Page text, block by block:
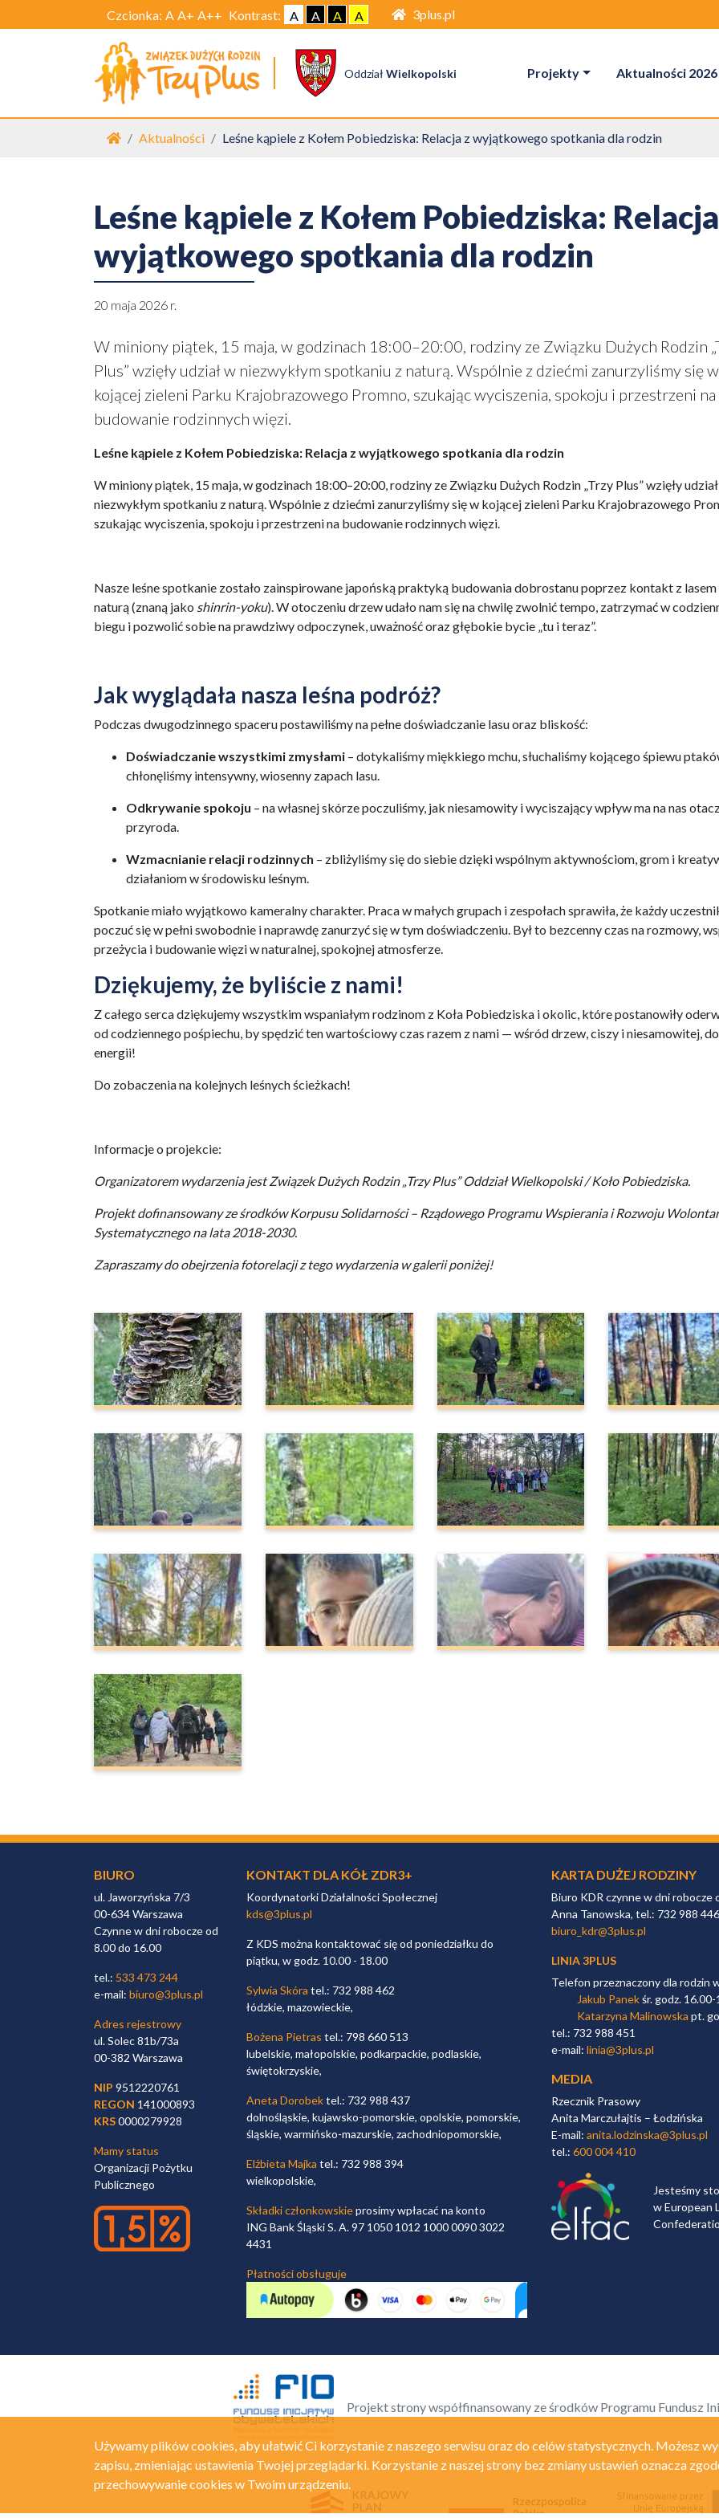
Czcionka: A A+ A++ Kontrast: A A A A 3plus.pl
OddziałWielkopolski Projekty Aktualności 2026
Strona główna
Aktualności Leśne kąpiele z Kołem Pobiedziska: Relacja z wyjątkowego spotkania dla rodzin
Leśne kąpiele z Kołem Pobiedziska:
wyjątkowego spotkania dla rodzin
20 maja 2026 r.
W miniony piątek, 15 maja, w godzinach 18:00–20:00, rodziny ze Związku Dużych Rodzin
Plus” wzięły udział w niezwykłym spotkaniu z naturą. Wspólnie z dziećmi zanurzyliśmy się w
kojącej zieleni Parku Krajobrazowego Promno, szukając wyciszenia, spokoju i przestrzeni na
budowanie rodzinnych więzi.
Leśne kąpiele z Kołem Pobiedziska: Relacja z wyjątkowego spotkania dla rodzin
W miniony piątek, 15 maja, w godzinach 18:00–20:00, rodziny ze Związku Dużych Rodzin „Trzy Plus” wzięły
niezwykłym spotkaniu z naturą. Wspólnie z dziećmi zanurzyliśmy się w kojącej zieleni Parku Krajobrazowego
szukając wyciszenia, spokoju i przestrzeni na budowanie rodzinnych więzi.
Nasze leśne spotkanie zostało zainspirowane japońską praktyką budowania dobrostanu poprzez kontakt z lasem
naturą (znaną jako shinrin-yoku). W otoczeniu drzew udało nam się na chwilę zwolnić tempo, zatrzymać w
biegu i pozwolić sobie na prawdziwy odpoczynek, uważność oraz głębokie bycie „tu i teraz”.
Jak wyglądała nasza leśna podróż?
Podczas dwugodzinnego spaceru postawiliśmy na pełne doświadczanie lasu oraz bliskość:
Doświadczanie wszystkimi zmysłami – dotykaliśmy miękkiego mchu, słuchaliśmy kojącego śpiewu
chłonęliśmy intensywny, wiosenny zapach lasu.
Odkrywanie spokoju – na własnej skórze poczuliśmy, jak niesamowity i wyciszający wpływ ma na nas
przyroda.
Wzmacnianie relacji rodzinnych – zbliżyliśmy się do siebie dzięki wspólnym aktywnościom, grom i
działaniom w środowisku leśnym.
Spotkanie miało wyjątkowo kameralny charakter. Praca w małych grupach i zespołach sprawiła, że każdy
poczuć się w pełni swobodnie i naprawdę zanurzyć się w tym doświadczeniu. Był to bezcenny czas na rozmowy,
przeżycia i budowanie więzi w naturalnej, spokojnej atmosferze.
Dziękujemy, że byliście z nami!
Z całego serca dziękujemy wszystkim wspaniałym rodzinom z Koła Pobiedziska i okolic, które postanowiły
od codziennego pośpiechu, by spędzić ten wartościowy czas razem z nami — wśród drzew, ciszy i niesamowitej,
energii!
Do zobaczenia na kolejnych leśnych ścieżkach!
Informacje o projekcie:
Organizatorem wydarzenia jest Związek Dużych Rodzin „Trzy Plus” Oddział Wielkopolski / Koło Pobiedziska.
Projekt dofinansowany ze środków Korpusu Solidarności – Rządowego Programu Wspierania i Rozwoju
Systematycznego na lata 2018-2030.
Zapraszamy do obejrzenia fotorelacji z tego wydarzenia w galerii poniżej!
BIURO
ul. Jaworzyńska 7/3
00-634 Warszawa
Czynne w dni robocze od
8.00 do 16.00
tel.: 533 473 244
e-mail: biuro@3plus.pl
Adres rejestrowy
ul. Solec 81b/73a
00-382 Warszawa
NIP 9512220761
REGON 141000893
KRS0000279928
Mamy status
Organizacji Pożytku
Publicznego
KONTAKT DLA KÓŁ ZDR3+
Koordynatorki Działalności Społecznej
kds@3plus.pl
Z KDS można kontaktować się od poniedziałku do
piątku, w godz. 10.00 - 18.00
Sylwia Skóra tel.: 732 988 462
łódzkie, mazowieckie,
Bożena Pietras tel.: 798 660 513
lubelskie, małopolskie, podkarpackie, podlaskie,
świętokrzyskie,
Aneta Dorobektel.: 732 988 437
dolnośląskie, kujawsko-pomorskie, opolskie, pomorskie,
śląskie, warmińsko-mazurskie, zachodniopomorskie,
Elżbieta Majka tel.: 732 988 394
wielkopolskie,
Składki członkowskieprosimy wpłacać na konto
ING Bank Śląski S. A. 97 1050 1012 1000 0090 3022
4431
Płatności obsługuje
KARTA DUŻEJ RODZINY
Biuro KDR czynne w dni robocze
Anna Tanowska, tel.: 732 988 446
biuro_kdr@3plus.pl
LINIA 3PLUS
Telefon przeznaczony dla rodzin
Jakub Panekśr. godz. 16.00-
Katarzyna Malinowska pt.
tel.: 732 988 451
e-mail: linia@3plus.pl
MEDIA
Rzecznik Prasowy
Anita Marczułajtis – Łodzińska
E-mail: anita.lodzinska@3plus.pl
tel.: 600 004 410
Jesteśmy
w European
Projekt strony współfinansowany ze środków Programu Fundusz
Używamy plików cookies, aby ułatwić Ci korzystanie z naszego serwisu oraz do celów statystycznych. Możesz
zapisu, zmieniając ustawienia Twojej przeglądarki. Korzystanie z naszej strony bez zmiany ustawień oznacza
przechowywanie cookies w Twoim urządzeniu.